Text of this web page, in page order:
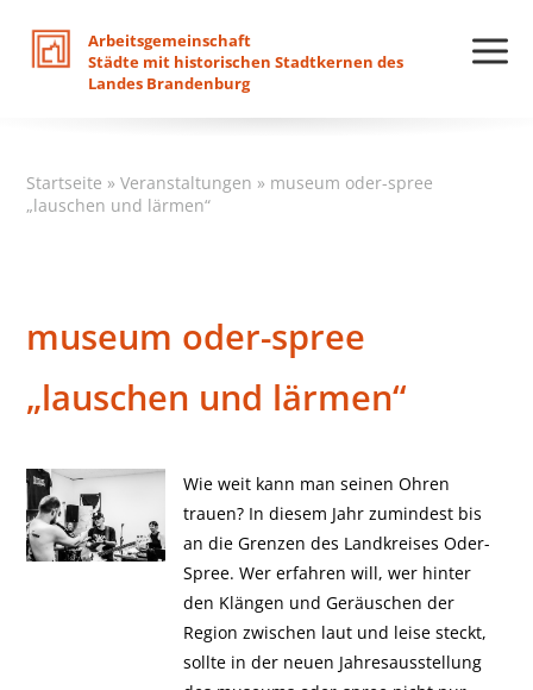
Arbeitsgemeinschaft
Städte mit historischen Stadtkernen des
Landes Brandenburg
Startseite »Veranstaltungen » museum oder-spree
„lauschen und lärmen“
museum oder-spree
„lauschen und lärmen“
Wie weit kann man seinen Ohren
trauen? In diesem Jahr zumindest bis
an die Grenzen des Landkreises Oder-
Spree. Wer erfahren will, wer hinter
den Klängen und Geräuschen der
Region zwischen laut und leise steckt,
sollte in der neuen Jahresausstellung